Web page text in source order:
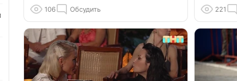
106 Обсудить 221